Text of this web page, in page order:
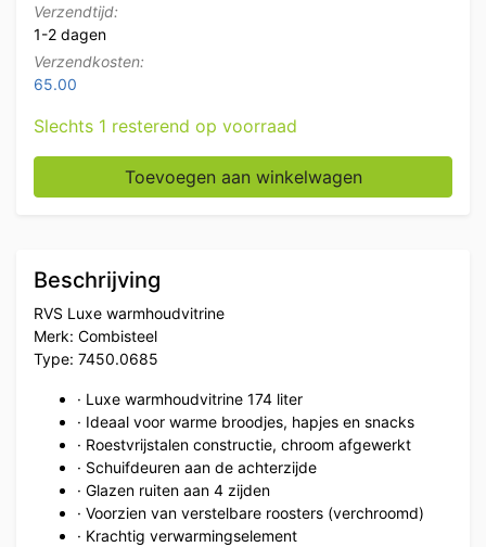
Verzendtijd:
1-2 dagen
Verzendkosten:
65.00
Slechts 1 resterend op voorraad
RVS Combisteel warmhoudvitrine 174 liter 86,8 cm
Toevoegen aan winkelwagen
Beschrijving
RVS Luxe warmhoudvitrine
Merk: Combisteel
Type: 7450.0685
· Luxe warmhoudvitrine 174 liter
· Ideaal voor warme broodjes, hapjes en snacks
· Roestvrijstalen constructie, chroom afgewerkt
· Schuifdeuren aan de achterzijde
· Glazen ruiten aan 4 zijden
· Voorzien van verstelbare roosters (verchroomd)
· Krachtig verwarmingselement